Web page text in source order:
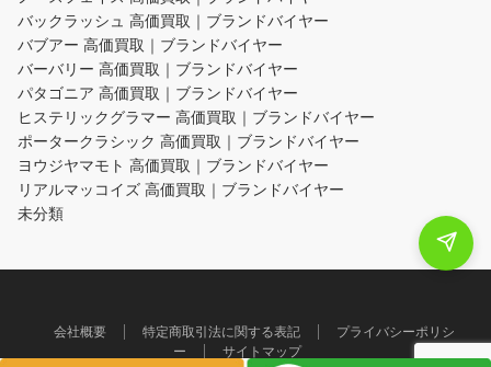
バックラッシュ 高価買取｜ブランドバイヤー
バブアー 高価買取｜ブランドバイヤー
バーバリー 高価買取｜ブランドバイヤー
パタゴニア 高価買取｜ブランドバイヤー
ヒステリックグラマー 高価買取｜ブランドバイヤー
ポータークラシック 高価買取｜ブランドバイヤー
ヨウジヤマモト 高価買取｜ブランドバイヤー
リアルマッコイズ 高価買取｜ブランドバイヤー
未分類
会社概要 特定商取引法に関する表記
プライバシーポリシ
ー
サイトマップ